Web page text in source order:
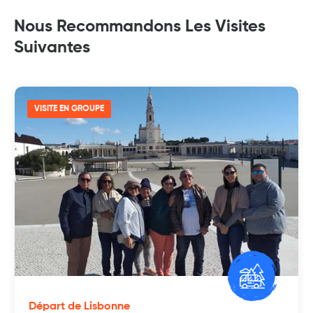
Nous Recommandons Les Visites
Suivantes
VISITE EN GROUPE
Départ de Lisbonne